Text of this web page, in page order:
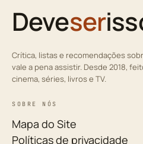
Deveser
Crítica, listas e recomendações
vale a pena assistir. Desde 2018,
cinema, séries, livros e TV.
SOBRE NÓS
Mapa do Site
Políticas de privacidade